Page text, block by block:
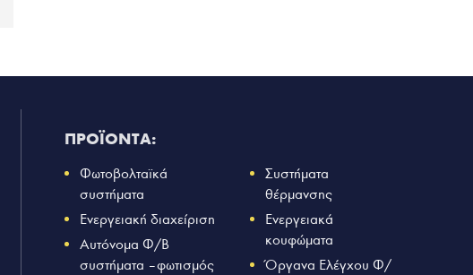
ΠΡΟΪΟΝΤΑ:
Φωτοβολταϊκά
συστήματα
Ενεργειακή διαχείριση
Αυτόνομα Φ/Β
συστήματα – φωτισμός
Συστήματα
θέρμανσης
Ενεργειακά
κουφώματα
Όργανα Ελέγχου Φ/